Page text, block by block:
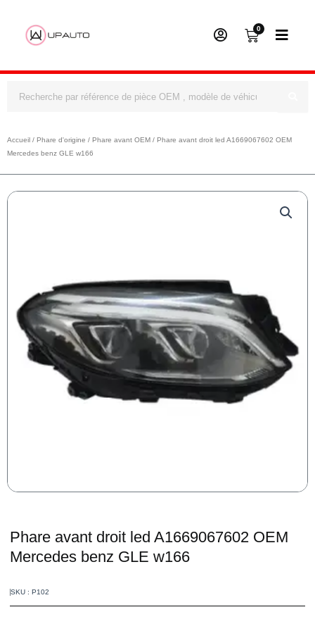
0
Panier
Accueil / Phare d'origine / Phare avant OEM / Phare avant droit led A1669067602 OEM
Mercedes benz GLE w166
Phare avant droit led A1669067602 OEM
Mercedes benz GLE w166
SKU : P102